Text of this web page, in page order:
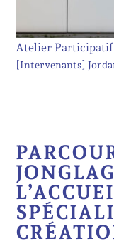
Atelier Participatif
[Intervenants]